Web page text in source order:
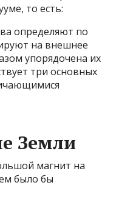
то есть:
определяют по
на внешнее
упорядочена их
три основных
Земли
магнит на
было бы